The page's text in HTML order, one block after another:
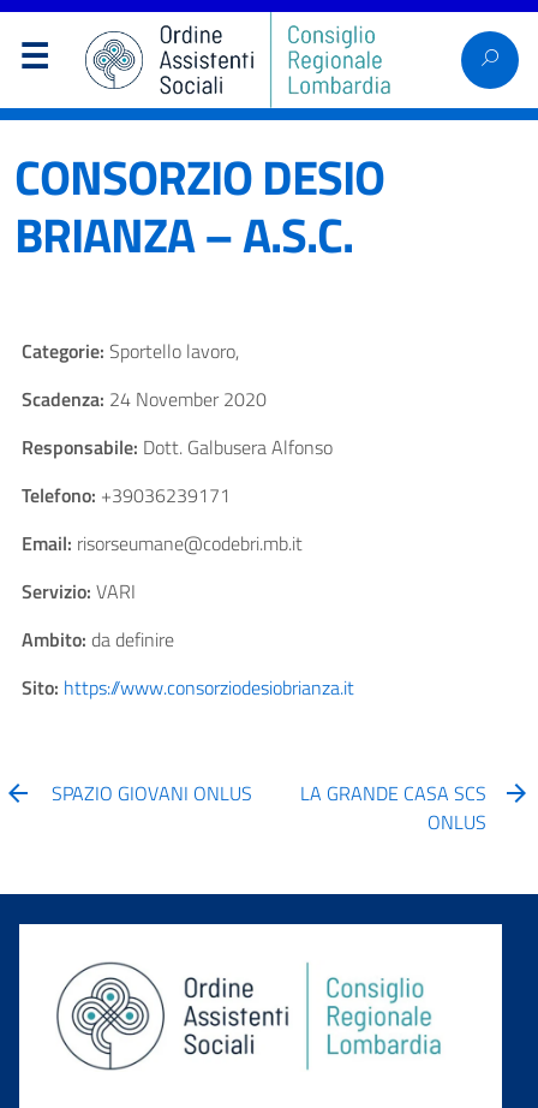
CONSORZIO DESIO
BRIANZA – A.S.C.
Categorie: Sportello lavoro,
Scadenza: 24 November 2020
Responsabile: Dott. Galbusera Alfonso
Telefono: +39036239171
Email: risorseumane@codebri.mb.it
Servizio: VARI
Ambito: da definire
Sito: https://www.consorziodesiobrianza.it
SPAZIO GIOVANI ONLUS
LA GRANDE CASA SCS
ONLUS